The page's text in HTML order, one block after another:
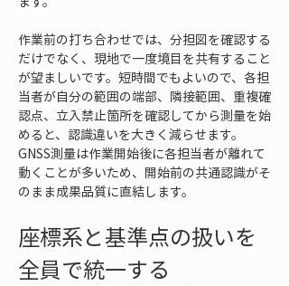
作業前の打ち合わせでは、分担図を確認する
だけでなく、現地で一度境目を共有すること
が望ましいです。短時間でもよいので、各担
当者が自分の範囲の端部、隣接範囲、重複確
認点、立入禁止箇所を確認してから測量を始
めると、認識違いを大きく減らせます。
GNSS測量は作業開始後に各担当者が離れて
動くことが多いため、開始前の共通認識がそ
のまま成果品質に直結します。
座標系と基準点の扱いを
全員で統一する